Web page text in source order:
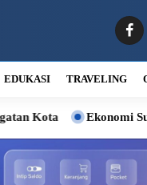
EDUKASI TRAVELING
Ekonomi Sumut Naik